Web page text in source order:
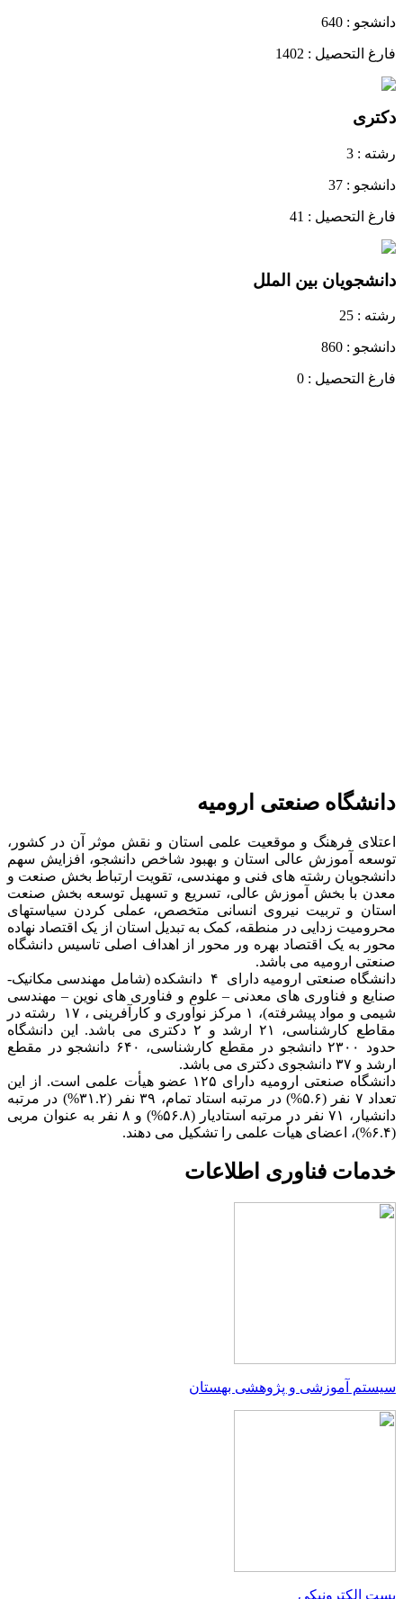
دانشجو : 640
فارغ التحصیل : 1402
دکتری
رشته : 3
دانشجو : 37
فارغ التحصیل : 41
دانشجویان بین الملل
رشته : 25
دانشجو : 860
فارغ التحصیل : 0
دانشگاه صنعتی ارومیه
اعتلای فرهنگ و موقعیت علمی استان و نقش موثر آن در کشور،
توسعه آموزش عالی استان و بهبود شاخص دانشجو، افزایش سهم
دانشجویان رشته های فنی و مهندسی، تقویت ارتباط بخش صنعت و
معدن با بخش آموزش عالی، تسریع و تسهیل توسعه بخش صنعت
استان و تربیت نیروی انسانی متخصص، عملی کردن سیاستهای
محرومیت زدایی در منطقه، کمک به تبدیل استان از یک اقتصاد نهاده
محور به یک اقتصاد بهره ور محور از اهداف اصلی تاسیس دانشگاه
صنعتی ارومیه می باشد.
دانشگاه صنعتی ارومیه دارای ۴ دانشکده (شامل مهندسی مکانیک-
صنایع و فناوری های معدنی – علوم و فناوری های نوین – مهندسی
شیمی و مواد پیشرفته)، ۱ مرکز نوآوری و کارآفرینی ، ۱۷ رشته در
مقاطع کارشناسی، ۲۱ ارشد و ۲ دکتری می باشد. این دانشگاه
حدود ۲۳۰۰ دانشجو در مقطع کارشناسی، ۶۴۰ دانشجو در مقطع
ارشد و ۳۷ دانشجوی دکتری می باشد.
دانشگاه صنعتی ارومیه دارای ۱۲۵ عضو هیأت علمی است. از این
تعداد ۷ نفر (۵.۶%) در مرتبه استاد تمام، ۳۹ نفر (۳۱.۲%) در مرتبه
دانشیار، ۷۱ نفر در مرتبه استادیار (۵۶.۸%) و ۸ نفر به عنوان مربی
(۶.۴%)، اعضای هیأت علمی را تشکیل می دهند.
خدمات فناوری اطلاعات
سیستم آموزشی و پژوهشی بهستان
پست الکترونیکی